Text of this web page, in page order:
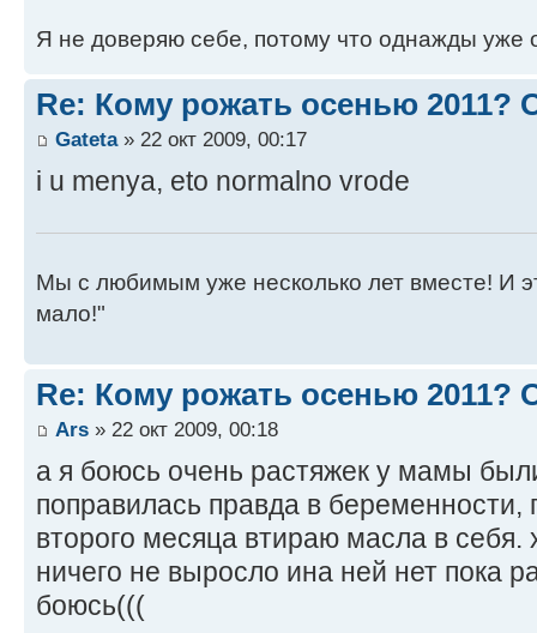
Я не доверяю себе, потому что однажды уже
Re: Кому рожать осенью 2011?
Gateta» 22 окт 2009, 00:17
i u menya, eto normalno vrode
Мы с любимым уже несколько лет вместе! И
мало!"
Re: Кому рожать осенью 2011?
Ars » 22 окт 2009, 00:18
а я боюсь очень растяжек у мамы
поправилась правда в беременности,
второго месяца втираю масла в себя.
ничего не выросло ина ней нет пока
боюсь(((